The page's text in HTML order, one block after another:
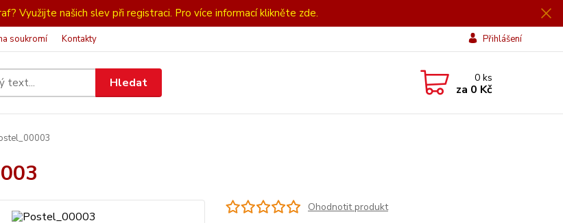
Využijte našich slev při registraci. Pro více informací klikněte zde.
soukromí Kontakty Přihlášení
Hledat 0ks
za 0 Kč
Ohodnotit produkt